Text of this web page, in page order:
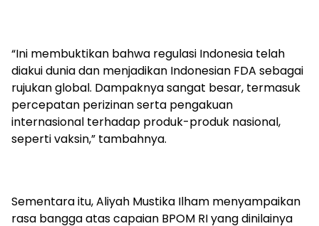
“Ini membuktikan bahwa regulasi Indonesia telah
diakui dunia dan menjadikan Indonesian FDA sebagai
rujukan global. Dampaknya sangat besar, termasuk
percepatan perizinan serta pengakuan
internasional terhadap produk-produk nasional,
seperti vaksin,” tambahnya.
Sementara itu, Aliyah Mustika Ilham menyampaikan
rasa bangga atas capaian BPOM RI yang dinilainya